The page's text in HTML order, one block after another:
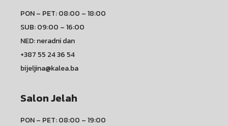
PON – PET: 08:00 – 18:00
SUB: 09:00 – 16:00
NED: neradni dan
+387 55 24 36 54
bijeljina@kalea.ba
Salon Jelah
PON – PET: 08:00 – 19:00